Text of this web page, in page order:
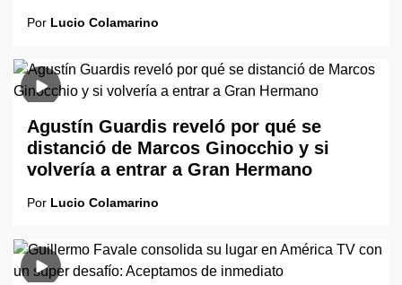
Por Lucio Colamarino
Agustín Guardis reveló por qué se
distanció de Marcos Ginocchio y si
volvería a entrar a Gran Hermano
Por Lucio Colamarino